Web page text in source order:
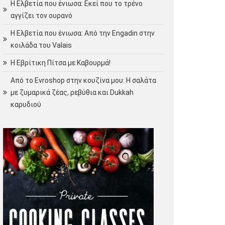
Η Ελβετία που ένιωσα: Εκεί που το τρένο
αγγίζει τον ουρανό
Η Ελβετία που ένιωσα: Από την Engadin στην
κοιλάδα του Valais
Η Εβρίτικη Πίτσα με Καβουρμά!
Από το Evroshop στην κουζίνα μου: Η σαλάτα
με ζυμαρικά ζέας, ρεβύθια και Dukkah
καρυδιού